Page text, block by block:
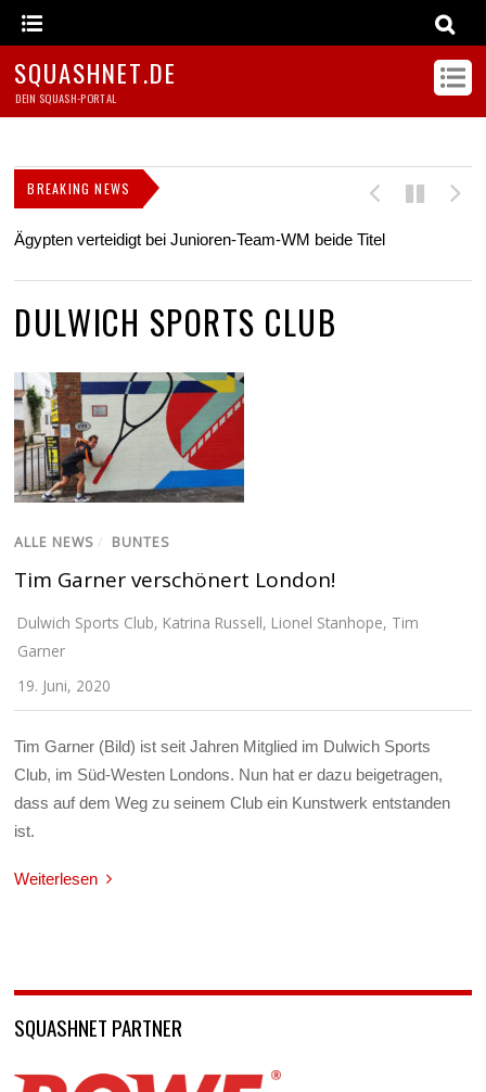
SQUASHNET.DE
DEIN SQUASH-PORTAL
BREAKING NEWS
Ägypten verteidigt bei Junioren-Team-WM beide Titel
DULWICH SPORTS CLUB
ALLE NEWS / BUNTES
Tim Garner verschönert London!
Dulwich Sports Club, Katrina Russell, Lionel Stanhope, Tim
Garner
19. Juni, 2020
Tim Garner (Bild) ist seit Jahren Mitglied im Dulwich Sports
Club, im Süd-Westen Londons. Nun hat er dazu beigetragen,
dass auf dem Weg zu seinem Club ein Kunstwerk entstanden
ist.
Weiterlesen
SQUASHNET PARTNER